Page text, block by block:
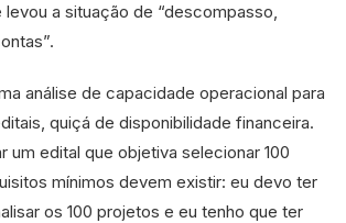
levou a situação de “descompasso,
análise de capacidade operacional para
quiçá de disponibilidade financeira.
um edital que objetiva selecionar 100
mínimos devem existir: eu devo ter
os 100 projetos e eu tenho que ter